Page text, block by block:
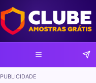
PUBLICIDADE